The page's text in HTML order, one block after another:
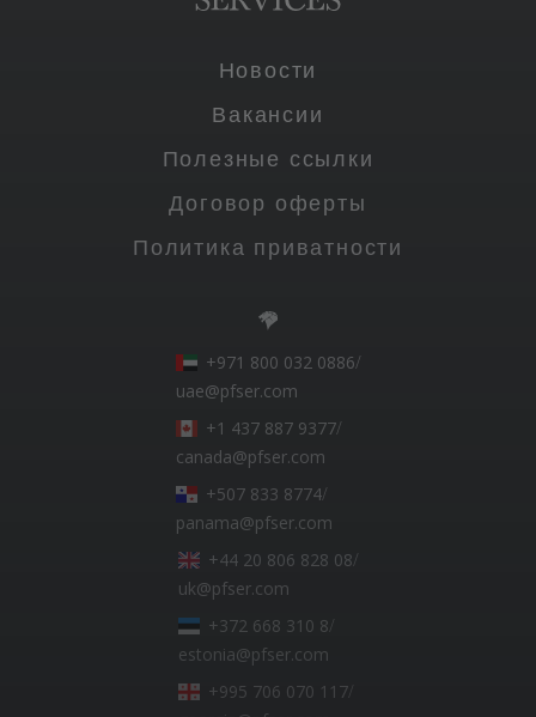
Новости
Вакансии
Полезные ссылки
Договор оферты
Политика приватности
+971 800 032 0886/
uae@pfser.com
+1 437 887 9377/
canada@pfser.com
+507 833 8774/
panama@pfser.com
+44 20 806 828 08/
uk@pfser.com
+372 668 310 8 /
estonia@pfser.com
+995 706 070 117/